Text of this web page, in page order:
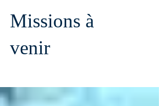
Missions à
venir